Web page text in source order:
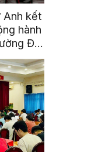
Anh kết
hành
Đại